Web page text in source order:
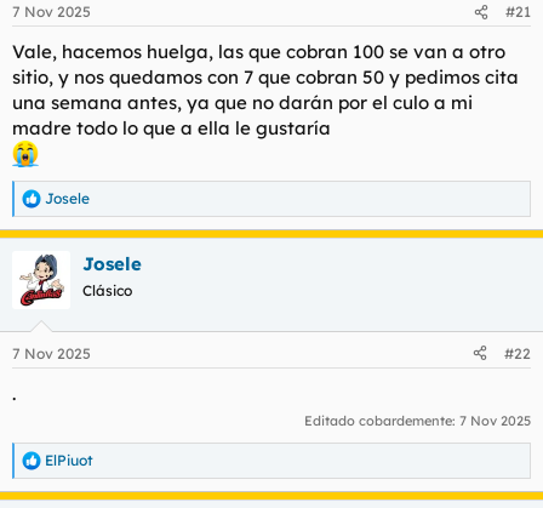
e
:
7 Nov 2025 #21
Vale, hacemos huelga, las que cobran 100 se van a otro
sitio, y nos quedamos con 7 que cobran 50 y pedimos cita
una semana antes, ya que no darán por el culo a mi
madre todo lo que a ella le gustaría
R
e
a
c
i
e
Josele
Josele
Clásico
7 Nov 2025 #22
.
Editado cobardemente: 7 Nov 2025
R
e
ElPiuot